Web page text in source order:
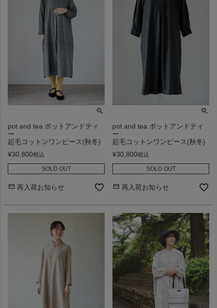
pot and tea ポットアンドティ
ー
起毛コットンワンピース(秋冬)
¥30,800税込
SOLD OUT
再入荷お知らせ
pot and tea ポットアンドティ
ー
起毛コットンワンピース(秋冬)
¥30,800税込
SOLD OUT
再入荷お知らせ